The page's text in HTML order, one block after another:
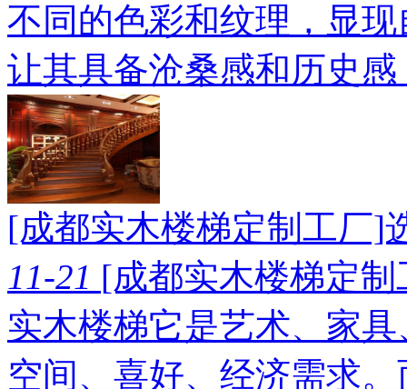
不同的色彩和纹理，显
让其具备沧桑感和历史感
[成都实木楼梯定制工厂]
11-21 [成都实木楼梯定
实木楼梯它是艺术、家
空间、喜好、经济需求